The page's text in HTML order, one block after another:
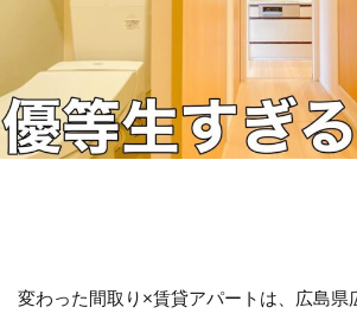
変わった間取り×賃貸アパートは、広島県